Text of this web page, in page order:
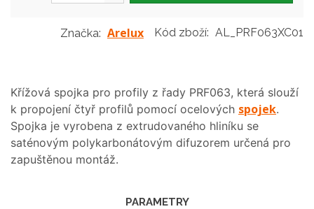
Značka: Arelux Kód zboží: AL_PRF063XC01
Křížová spojka pro profily z řady PRF063, která slouží
k propojení čtyř profilů pomocí ocelových spojek.
Spojka je vyrobena z extrudovaného hliníku se
saténovým polykarbonátovým difuzorem určená pro
zapuštěnou montáž.
PARAMETRY